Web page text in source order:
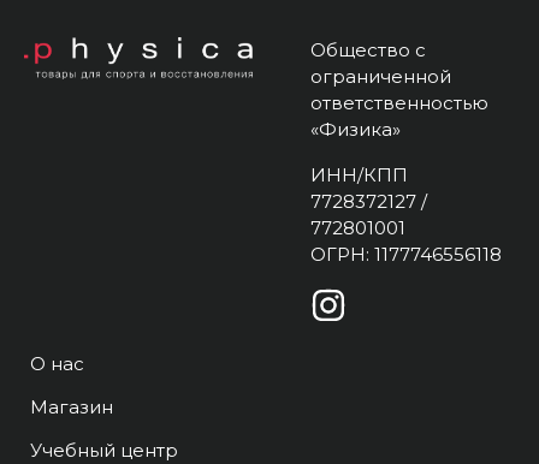
Общество с
ограниченной
ответственностью
«Физика»
ИНН/КПП
7728372127 /
772801001
ОГРН: 1177746556118
О нас
Магазин
Учебный центр